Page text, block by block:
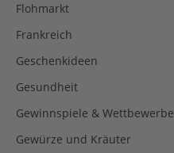
Flohmarkt
Frankreich
Geschenkideen
Gesundheit
Gewinnspiele & Wettbewerbe
Gewürze und Kräuter